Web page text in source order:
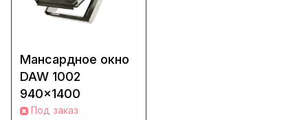
Мансардное окно
DAW 1002
940x1400
Под заказ